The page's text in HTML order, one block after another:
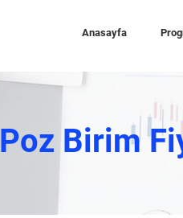
Anasayfa
Poz Birim